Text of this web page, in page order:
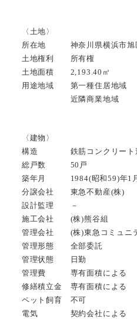
〈土地〉
所在地 神奈川県横浜市旭
土地権利 所有権
土地面積 2,193.40㎡
用途地域 第一種住居地域
近隣商業地域
〈建物〉
構造 鉄筋コンクリート造
総戸数 50戸
築年月 1984(昭和59)年1
分譲会社 東急不動産(株)
設計監理 －
施工会社 (株)熊谷組
管理会社 (株)東急コミュニ
管理形態 全部委託
管理状態 日勤
管理費 専有面積による
修繕積立金 専有面積による
ペット飼育 不可
電気 契約会社による